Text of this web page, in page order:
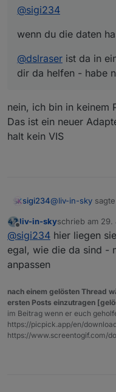
sonderheit
bei
nächsten
----------------
einbinden der
https://
sonderheit
bei
(zweites
----------------
es gibt auch
https://
@sigi234
wenn du die daten
@dslraser ist da in
dir da helfen - habe
nein, ich bin in keinem
Das ist ein neuer
halt kein VIS
sigi234@liv-in-sky
wenn du die
Offline
liv-in-skyschrieb am 29.
zuletzt editiert
@sigi234 hier liegen
egal, wie die da sind -
anpassen
nach einem gelösten Thread
ersten Posts einzutragen
im Beitrag wenn er euch
https://picpick.app/en/
https://www.screentogif.com/